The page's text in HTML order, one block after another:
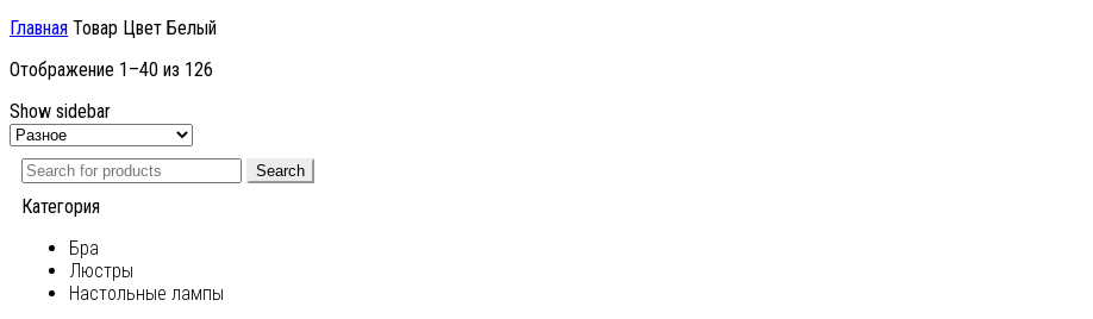
Главная Товар Цвет Белый
Отображение 1–40 из 126
Show sidebar
Search
Категория
Бра
Люстры
Настольные лампы